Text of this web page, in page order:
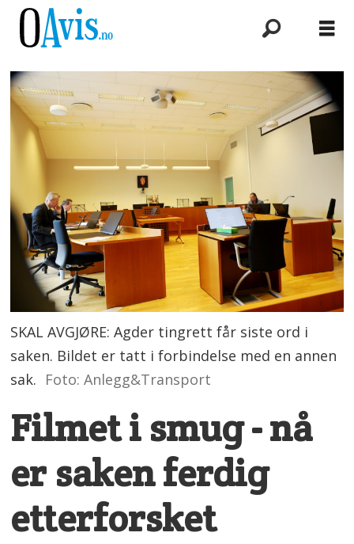
SKAL AVGJØRE: Agder tingrett får siste ord i
saken. Bildet er tatt i forbindelse med en annen
sak. Foto: Anlegg&Transport
Filmet i smug - nå
er saken ferdig
etterforsket